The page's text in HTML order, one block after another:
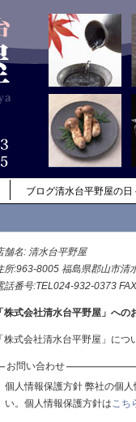
ブログ清水台平野屋の日
舗名: 清水台平野屋
所:963-8005 福島県郡山市清
話番号:TEL024-932-0373
「株式会社清水台平野屋」への
「株式会社清水台平野屋」に
お問い合わせ
個人情報保護方針 弊社の個人情報保護方針に同意される場合はチェックボックスをクリックしてくださ
い。個人情報保護方針はこち